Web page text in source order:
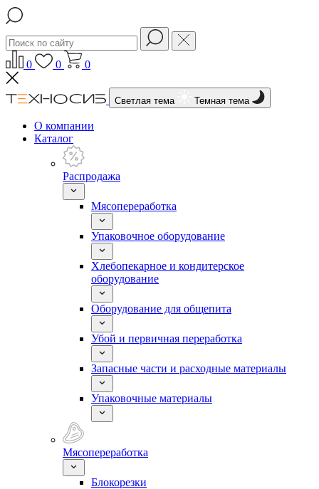
0 0 0
Светлая тема Темная тема
О компании
Каталог
Распродажа
Мясопереработка
Упаковочное оборудование
Хлебопекарное и кондитерское
оборудование
Оборудование для общепита
Убой и первичная переработка
Запасные части и расходные материалы
Упаковочные материалы
Мясопереработка
Блокорезки